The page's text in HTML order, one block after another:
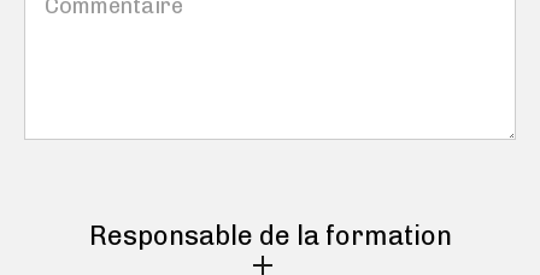
Responsable de la formation